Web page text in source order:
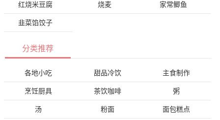
红烧米豆腐 烧麦 家常鲫鱼
韭菜馅饺子
分类推荐
各地小吃 甜品冷饮 主食制作
烹饪厨具 茶饮咖啡 粥
汤 粉面 面包糕点